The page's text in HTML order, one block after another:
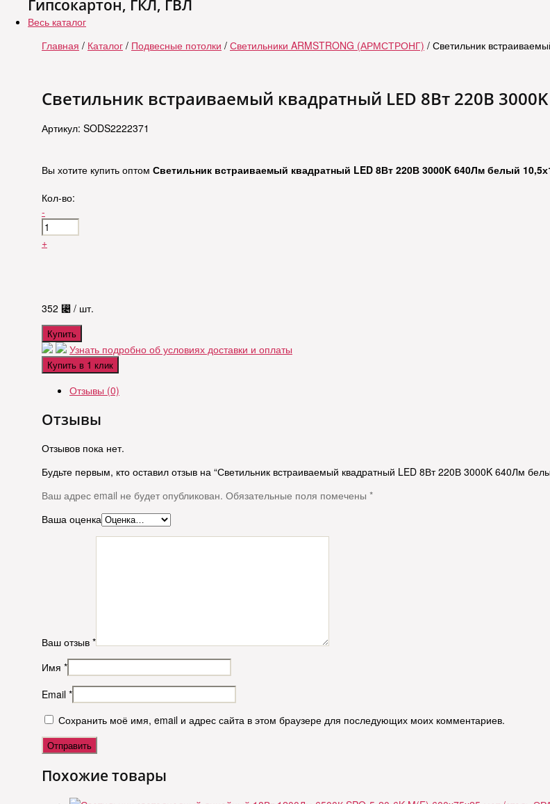
Гипсокартон, ГКЛ, ГВЛ
Весь каталог
Главная / Каталог / Подвесные потолки / Светильники ARMSTRONG (АРМСТРОНГ) / Светильник
Светильник встраиваемый квадратный LED 8Вт 220В
Артикул: SODS2222371
Вы хотите купить оптом Светильник встраиваемый квадратный LED 8Вт 220В 3000K 640Лм белый
Кол-во:
-
+
352 ⃄ / шт.
Купить
Узнать подробно об условиях доставки и оплаты
Купить в 1 клик
Отзывы (0)
Отзывы
Отзывов пока нет.
Будьте первым, кто оставил отзыв на “Светильник встраиваемый квадратный LED 8Вт 220В 3000K 640Лм
Ваш адрес email не будет опубликован. Обязательные поля помечены *
Ваша оценка
Ваш отзыв *
Имя *
Email *
Сохранить моё имя, email и адрес сайта в этом браузере для последующих моих комментариев.
Похожие товары